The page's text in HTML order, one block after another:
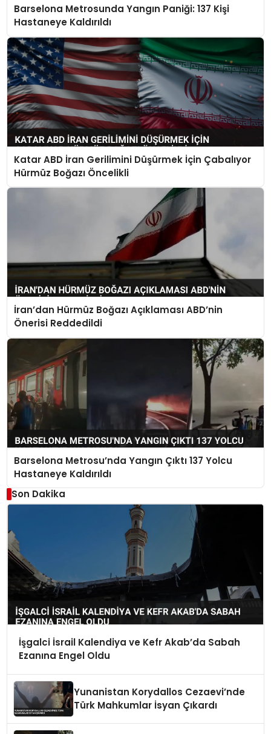
Barselona Metrosunda Yangın Paniği: 137 Kişi
Hastaneye Kaldırıldı
Katar ABD İran Gerilimini Düşürmek İçin Çabalıyor
Hürmüz Boğazı Öncelikli
İran’dan Hürmüz Boğazı Açıklaması ABD’nin
Önerisi Reddedildi
Barselona Metrosu’nda Yangın Çıktı 137 Yolcu
Hastaneye Kaldırıldı
Son Dakika
İşgalci İsrail Kalendiya ve Kefr Akab’da Sabah
Ezanına Engel Oldu
Yunanistan Korydallos Cezaevi’nde
Türk Mahkumlar İsyan Çıkardı